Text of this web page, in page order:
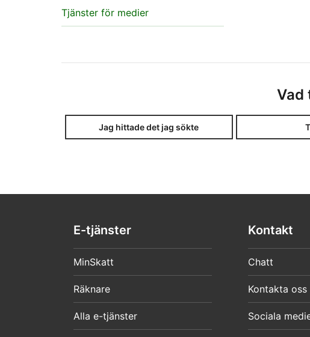
Tjänster för medier
Vad
Jag hittade det jag sökte
E-tjänster
MinSkatt
Räknare
Alla e-tjänster
Kontakt
Chatt
Kontakta oss
Sociala